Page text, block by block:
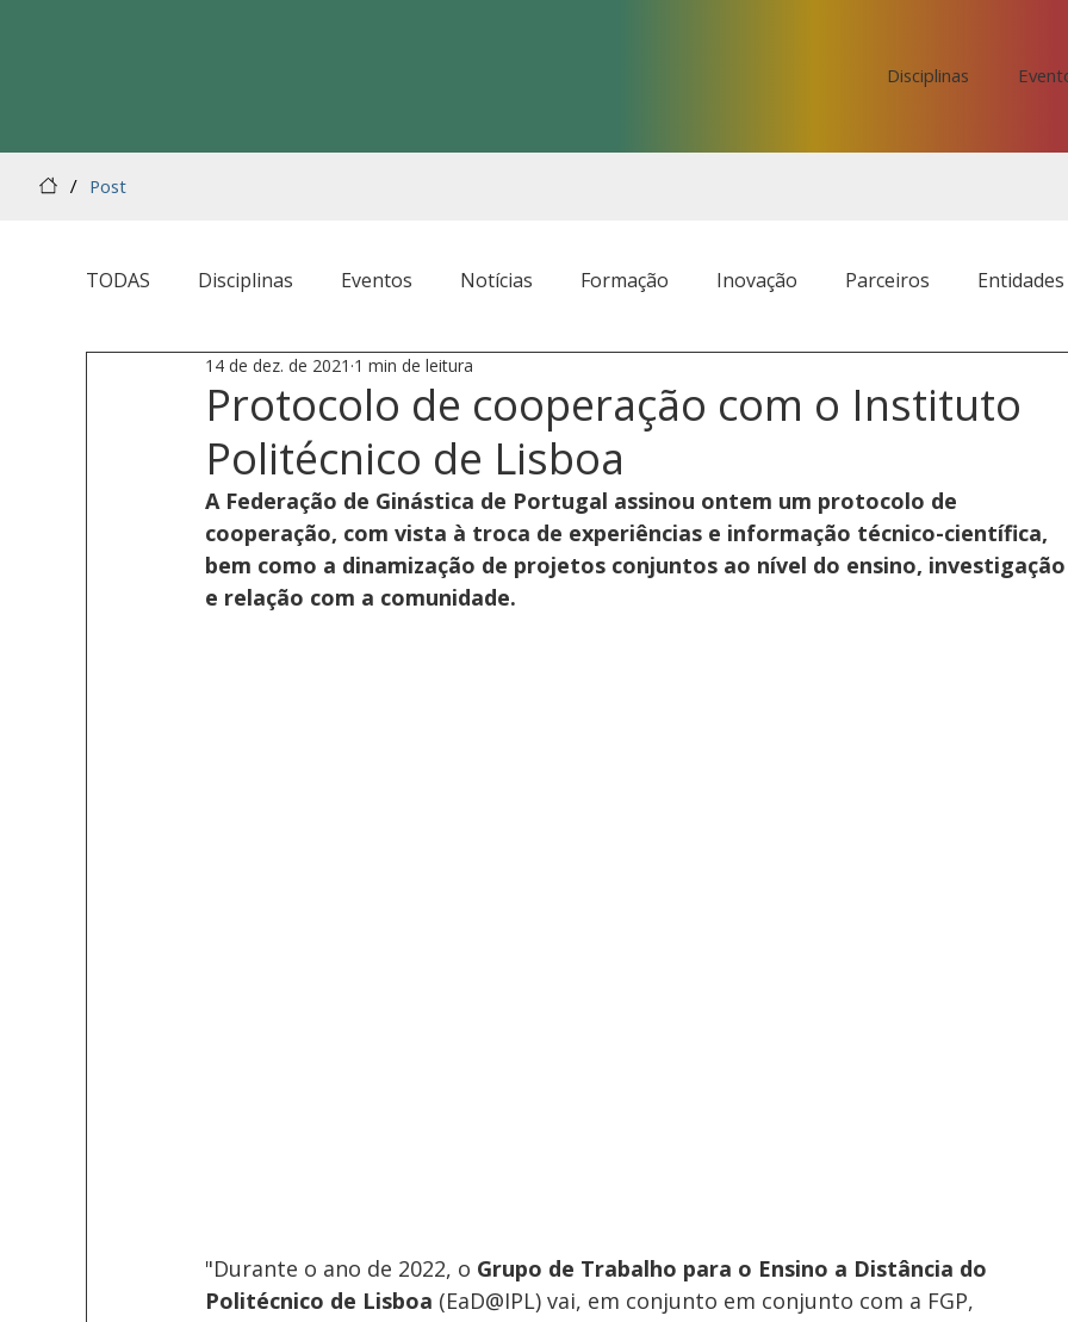
Disciplinas
/ Post
TODAS Disciplinas Eventos Notícias Formação Inovação Parceiros Entidades
Protocolo de cooperação com o Instituto
Politécnico de Lisboa
14 de dez. de 2021 1 min de leitura
A Federação de Ginástica de Portugal assinou ontem um protocolo de
cooperação, com vista à troca de experiências e informação técnico-científica,
bem como a dinamização de projetos conjuntos ao nível do ensino,
e relação com a comunidade.
"Durante o ano de 2022, o Grupo de Trabalho para o Ensino a Distância do
Politécnico de Lisboa (EaD@IPL) vai, em conjunto em conjunto com a FGP,